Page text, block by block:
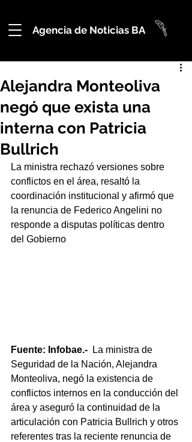
Agencia de Noticias BA
Alejandra Monteoliva
negó que exista una
interna con Patricia
Bullrich
La ministra rechazó versiones sobre
conflictos en el área, resaltó la
coordinación institucional y afirmó que
la renuncia de Federico Angelini no
responde a disputas políticas dentro
del Gobierno
Fuente: Infobae.-
La ministra de
Seguridad de la Nación, Alejandra
Monteoliva, negó la existencia de
conflictos internos en la conducción del
área y aseguró la continuidad de la
articulación con Patricia Bullrich y otros
referentes tras la reciente renuncia de